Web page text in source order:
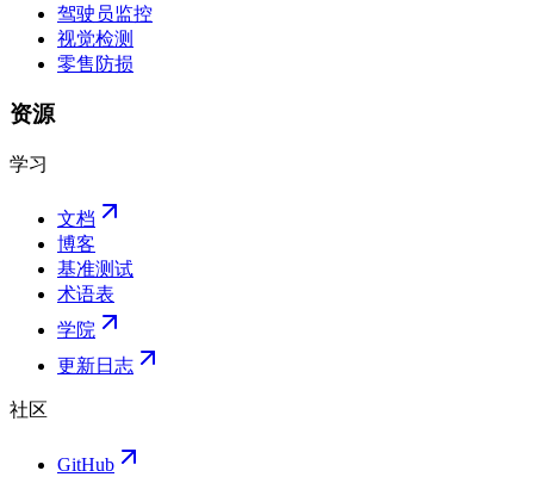
驾驶员监控
视觉检测
零售防损
资源
学习
文档
博客
基准测试
术语表
学院
更新日志
社区
GitHub